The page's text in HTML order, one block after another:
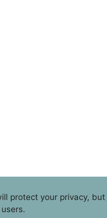
protect your privacy, but